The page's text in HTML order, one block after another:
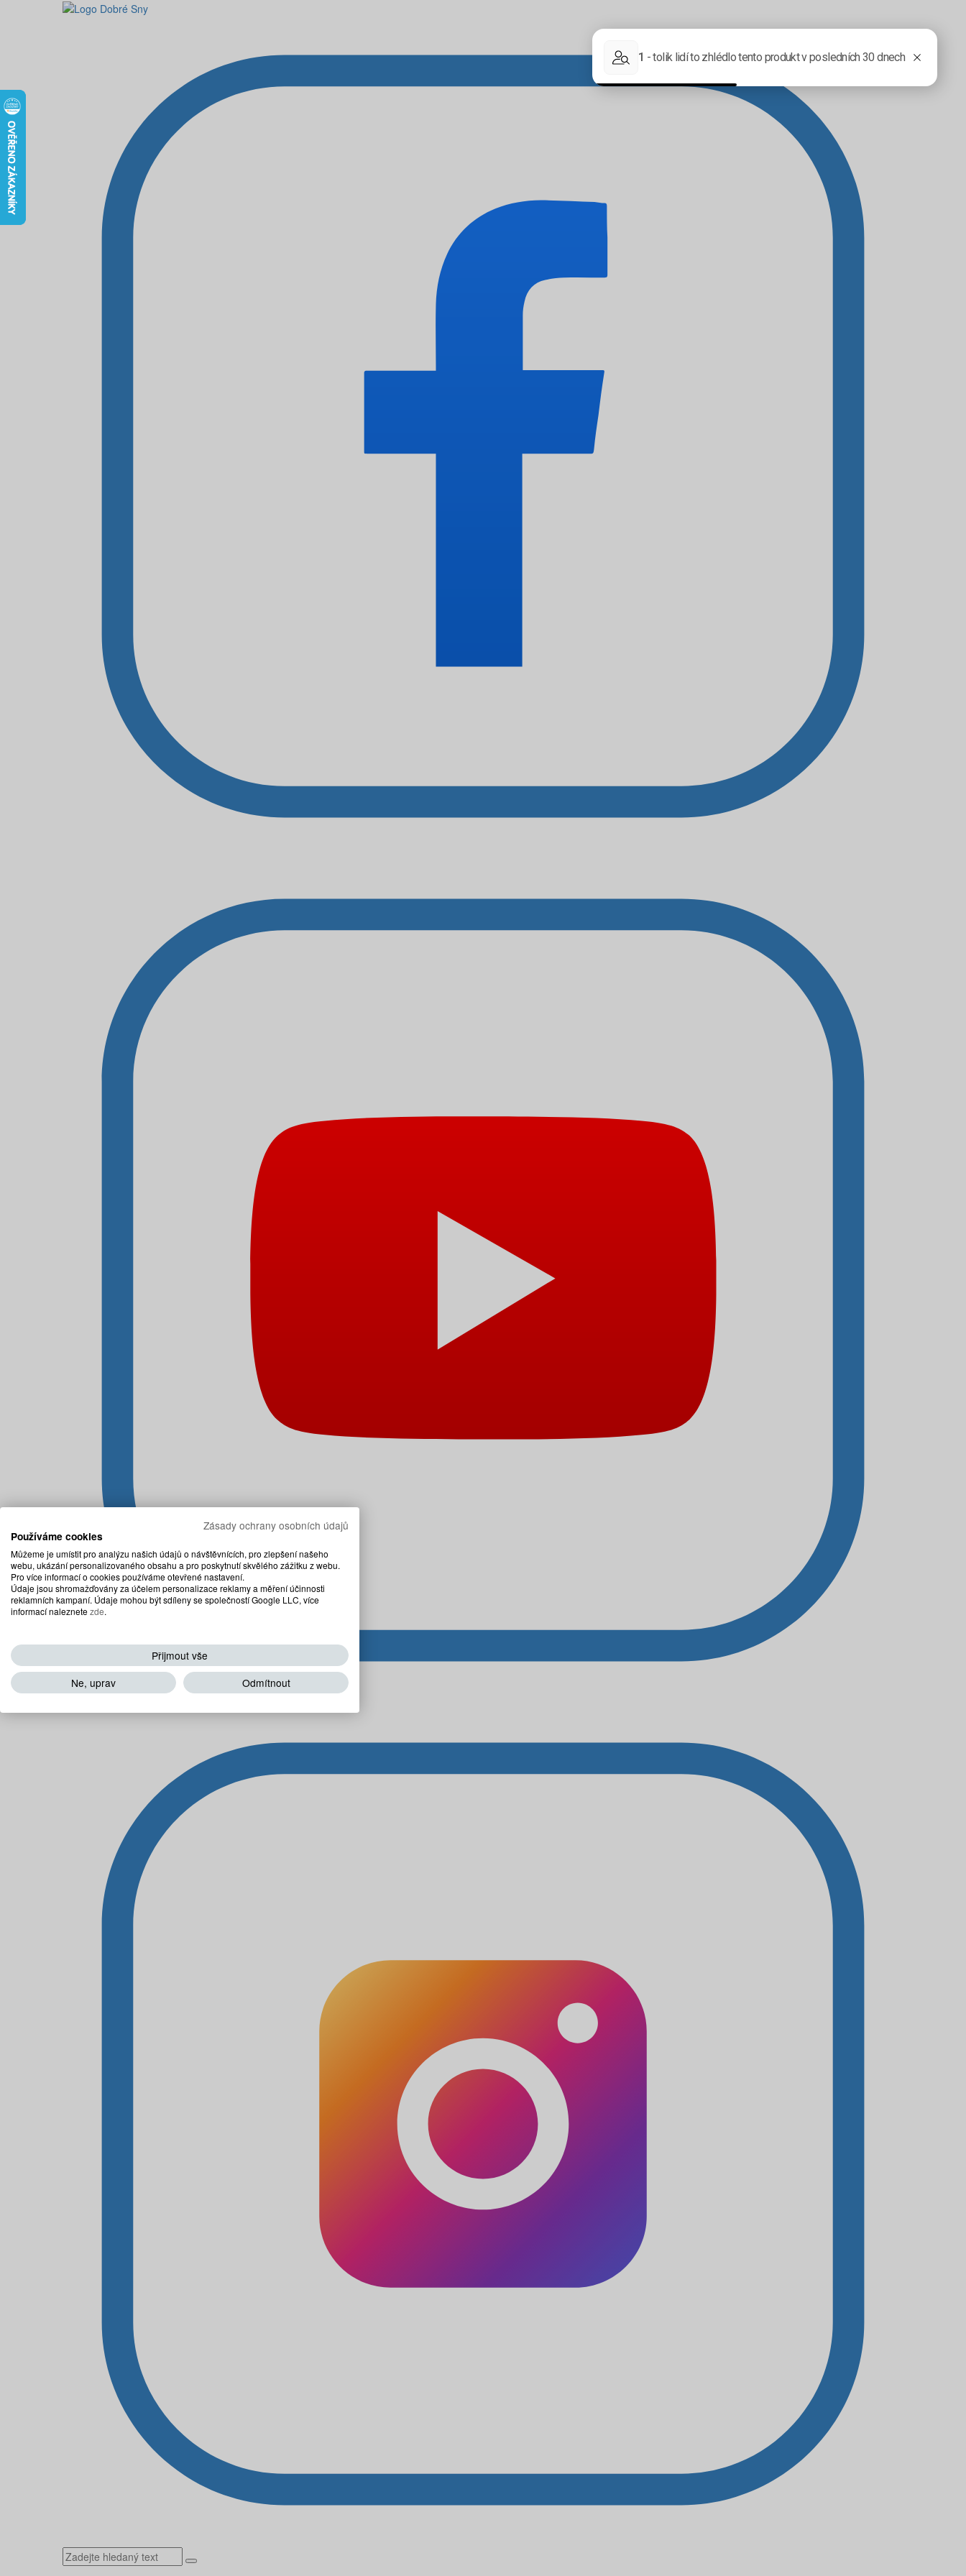
Zásady ochrany osobních údajů
Používáme cookies
Můžeme je umístit pro analýzu našich údajů o návštěvnících, pro zlepšení našeho
webu, ukázání personalizovaného obsahu a pro poskytnutí skvělého zážitku z webu.
Pro více informací o cookies používáme otevřené nastavení.
Údaje jsou shromažďovány za účelem personalizace reklamy a měření účinnosti
reklamních kampaní. Údaje mohou být sdíleny se společností Google LLC, více
informací naleznetezde.
Přijmout vše
Ne, uprav
Odmítnout